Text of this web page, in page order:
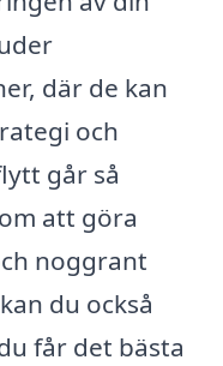
där de kan
och
går så
att göra
noggrant
du också
får det bästa